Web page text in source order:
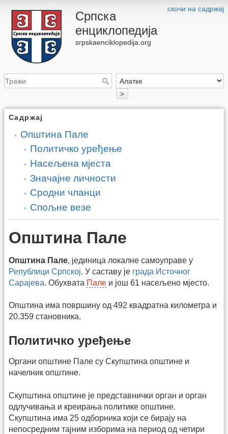
скочи на садржај
Српска
енциклопедија
srpskaenciklopedija.org
>
Садржај
Општина Пале
Политичко уређење
Насељена мјеста
Значајне личности
Сродни чланци
Спољне везе
Општина Пале
Општина Пале, јединица локалне самоуправе у
Републици Српској. У саставу је града Источног
Сарајева. Обухвата Пале и још 61 насељено мјесто.
Општина има површину од 492 квадратна километра и
20.359 становника.
Политичко уређење
Органи општине Пале су Скупштина општине и
начелник општине.
Скупштина општине је представнички орган и орган
одлучивања и креирања политике општине.
Скупштина има 25 одборника који се бирају на
непосредним тајним изборима на период од четири